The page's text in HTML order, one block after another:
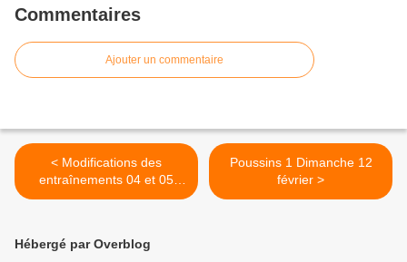
Commentaires
Ajouter un commentaire
< Modifications des
entraînements 04 et 05
février
Poussins 1 Dimanche 12
février >
Hébergé par Overblog